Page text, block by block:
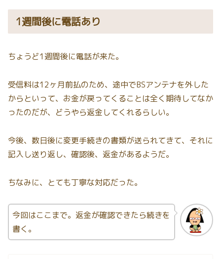
1週間後に電話あり
ちょうど1週間後に電話が来た。
受信料は12ヶ月前払のため、途中でBSアンテナを外した
からといって、お金が戻ってくることは全く期待してなか
ったのだが、どうやら返金してくれるらしい。
今後、数日後に変更手続きの書類が送られてきて、それに
記入し送り返し、確認後、返金があるようだ。
ちなみに、とても丁寧な対応だった。
今回はここまで。返金が確認できたら続きを
書く。